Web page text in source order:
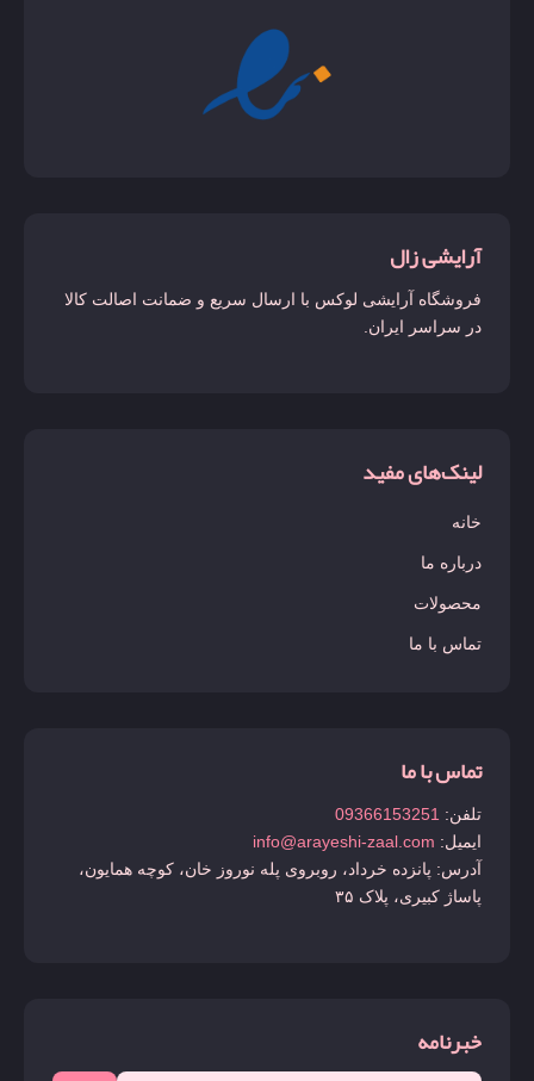
آرایشی زال
فروشگاه آرایشی لوکس با ارسال سریع و ضمانت اصالت کالا
در سراسر ایران.
لینک‌های مفید
خانه
درباره ما
محصولات
تماس با ما
تماس با ما
تلفن: 09366153251
ایمیل: info@arayeshi-zaal.com
آدرس: پانزده خرداد، روبروی پله نوروز خان، کوچه همایون،
پاساژ کبیری، پلاک ۳۵
خبرنامه